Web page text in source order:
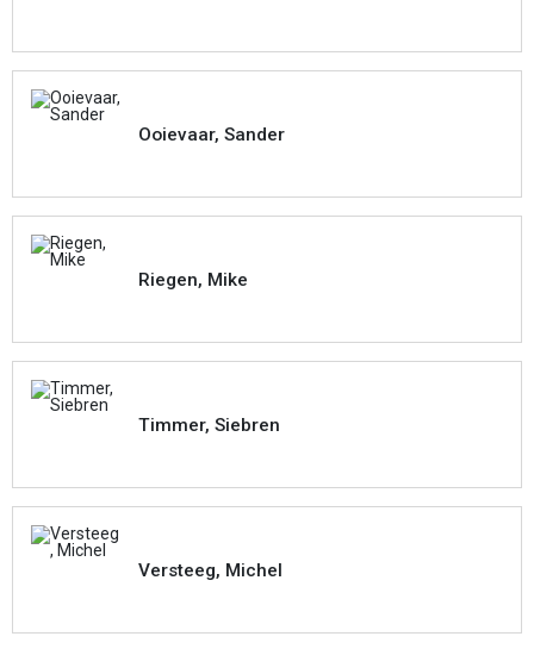
Ooievaar, Sander
Riegen, Mike
Timmer, Siebren
Versteeg, Michel